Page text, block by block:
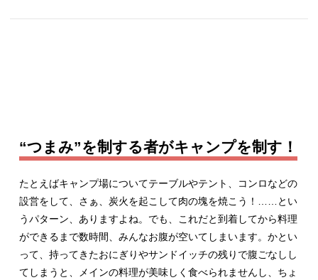
“つまみ”を制する者がキャンプを制す！
たとえばキャンプ場についてテーブルやテント、コンロなどの
設営をして、さぁ、炭火を起こして肉の塊を焼こう！……とい
うパターン、ありますよね。でも、これだと到着してから料理
ができるまで数時間、みんなお腹が空いてしまいます。かとい
って、持ってきたおにぎりやサンドイッチの残りで腹ごなしし
てしまうと、メインの料理が美味しく食べられませんし、ちょ